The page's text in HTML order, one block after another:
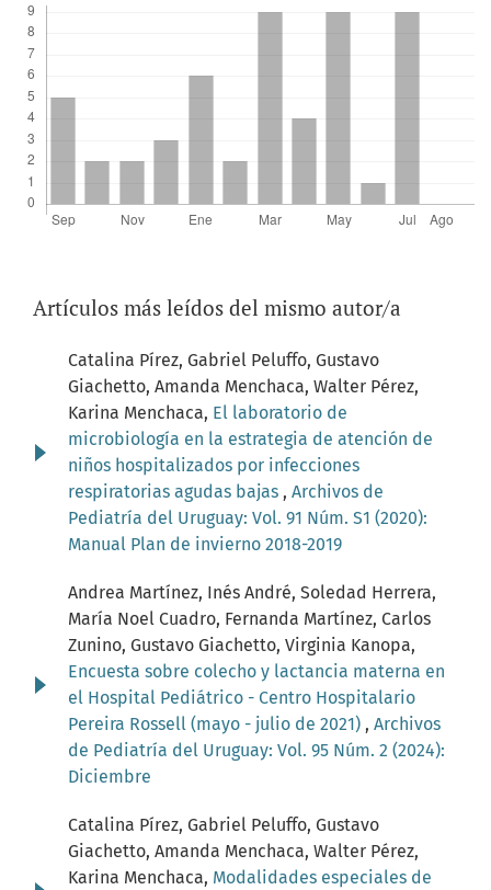
Artículos más leídos del mismo autor/a
Catalina Pírez, Gabriel Peluffo, Gustavo
Giachetto, Amanda Menchaca, Walter Pérez,
Karina Menchaca, El laboratorio de
microbiología en la estrategia de atención de
niños hospitalizados por infecciones
respiratorias agudas bajas , Archivos de
Pediatría del Uruguay: Vol. 91 Núm. S1 (2020):
Manual Plan de invierno 2018-2019
Andrea Martínez, Inés André, Soledad Herrera,
María Noel Cuadro, Fernanda Martínez, Carlos
Zunino, Gustavo Giachetto, Virginia Kanopa,
Encuesta sobre colecho y lactancia materna en
el Hospital Pediátrico - Centro Hospitalario
Pereira Rossell (mayo - julio de 2021) , Archivos
de Pediatría del Uruguay: Vol. 95 Núm. 2 (2024):
Diciembre
Catalina Pírez, Gabriel Peluffo, Gustavo
Giachetto, Amanda Menchaca, Walter Pérez,
Karina Menchaca, Modalidades especiales de